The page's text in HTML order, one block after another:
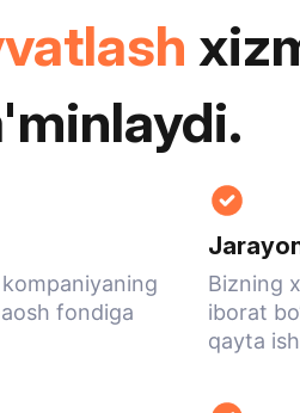
fondiga
Bizning
iborat
qayta